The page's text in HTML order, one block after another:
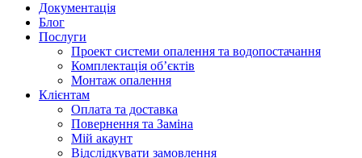
Документація
Блог
Послуги
Проект системи опалення та водопостачання
Комплектація об’єктів
Монтаж опалення
Клієнтам
Оплата та доставка
Повернення та Заміна
Мій акаунт
Відслідкувати замовлення